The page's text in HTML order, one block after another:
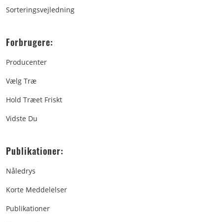
Sorteringsvejledning
Forbrugere:
Producenter
Vælg Træ
Hold Træet Friskt
Vidste Du
Publikationer:
Nåledrys
Korte Meddelelser
Publikationer